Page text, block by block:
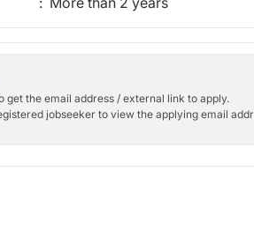
get the email address / external link to apply.
jobseeker to view the applying email